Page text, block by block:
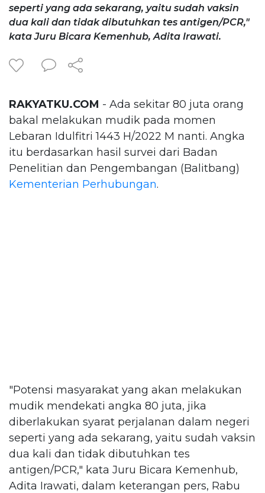
seperti yang ada sekarang, yaitu sudah vaksin
dua kali dan tidak dibutuhkan tes antigen/PCR,"
kata Juru Bicara Kemenhub, Adita Irawati.
RAKYATKU.COM - Ada sekitar 80 juta orang
bakal melakukan mudik pada momen
Lebaran Idulfitri 1443 H/2022 M nanti. Angka
itu berdasarkan hasil survei dari Badan
Penelitian dan Pengembangan (Balitbang)
Kementerian Perhubungan.
"Potensi masyarakat yang akan melakukan
mudik mendekati angka 80 juta, jika
diberlakukan syarat perjalanan dalam negeri
seperti yang ada sekarang, yaitu sudah vaksin
dua kali dan tidak dibutuhkan tes
antigen/PCR," kata Juru Bicara Kemenhub,
Adita Irawati, dalam keterangan pers, Rabu